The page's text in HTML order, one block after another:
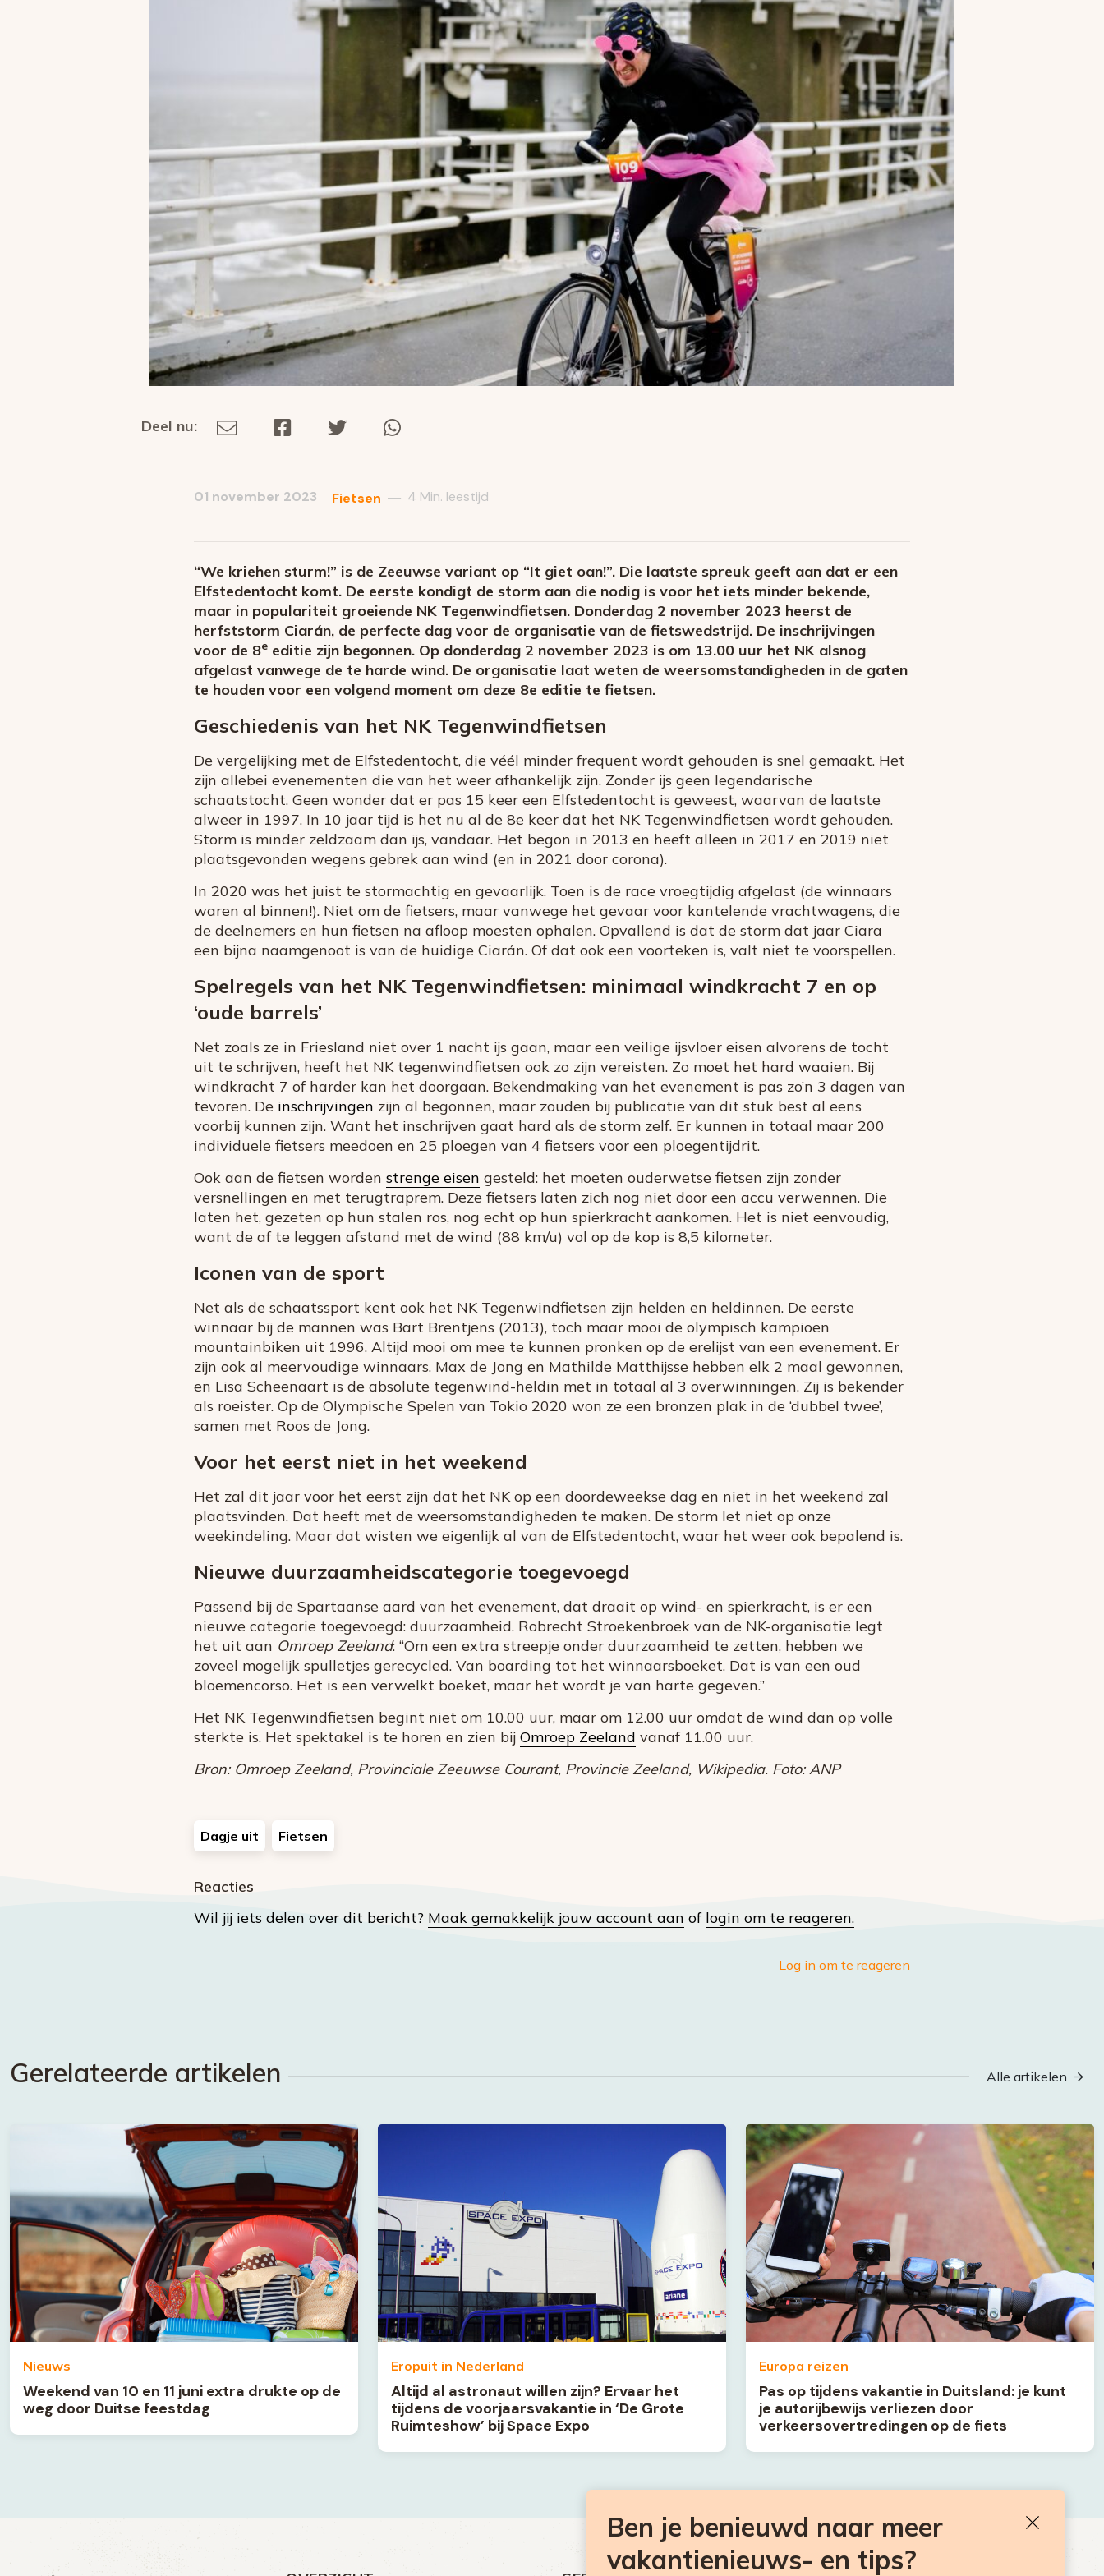
Deel
Deel nu:
mail
01 november 2023 Fietsen — 4 Min. leestijd
“We kriehen sturm!” is de Zeeuwse variant op “It giet oan!”. Die laatste spreuk geeft aan dat er een
Elfstedentocht komt. De eerste kondigt de storm aan die nodig is voor het iets minder bekende,
maar in populariteit groeiende NK Tegenwindfietsen. Donderdag 2 november 2023 heerst de
herfststorm Ciarán, de perfecte dag voor de organisatie van de fietswedstrijd. De inschrijvingen
voor de 8e editie zijn begonnen. Op donderdag 2 november 2023 is om 13.00 uur het NK alsnog
afgelast vanwege de te harde wind. De organisatie laat weten de weersomstandigheden in de gaten
te houden voor een volgend moment om deze 8e editie te fietsen.
Geschiedenis van het NK Tegenwindfietsen
De vergelijking met de Elfstedentocht, die véél minder frequent wordt gehouden is snel gemaakt. Het
zijn allebei evenementen die van het weer afhankelijk zijn. Zonder ijs geen legendarische
schaatstocht. Geen wonder dat er pas 15 keer een Elfstedentocht is geweest, waarvan de laatste
alweer in 1997. In 10 jaar tijd is het nu al de 8e keer dat het NK Tegenwindfietsen wordt gehouden.
Storm is minder zeldzaam dan ijs, vandaar. Het begon in 2013 en heeft alleen in 2017 en 2019 niet
plaatsgevonden wegens gebrek aan wind (en in 2021 door corona).
In 2020 was het juist te stormachtig en gevaarlijk. Toen is de race vroegtijdig afgelast (de winnaars
waren al binnen!). Niet om de fietsers, maar vanwege het gevaar voor kantelende vrachtwagens, die
de deelnemers en hun fietsen na afloop moesten ophalen. Opvallend is dat de storm dat jaar Ciara
een bijna naamgenoot is van de huidige Ciarán. Of dat ook een voorteken is, valt niet te voorspellen.
Spelregels van het NK Tegenwindfietsen: minimaal windkracht 7 en op
‘oude barrels’
Net zoals ze in Friesland niet over 1 nacht ijs gaan, maar een veilige ijsvloer eisen alvorens de tocht
uit te schrijven, heeft het NK tegenwindfietsen ook zo zijn vereisten. Zo moet het hard waaien. Bij
windkracht 7 of harder kan het doorgaan. Bekendmaking van het evenement is pas zo’n 3 dagen van
tevoren. De inschrijvingen zijn al begonnen, maar zouden bij publicatie van dit stuk best al eens
voorbij kunnen zijn. Want het inschrijven gaat hard als de storm zelf. Er kunnen in totaal maar 200
individuele fietsers meedoen en 25 ploegen van 4 fietsers voor een ploegentijdrit.
Ook aan de fietsen worden strenge eisen gesteld: het moeten ouderwetse fietsen zijn zonder
versnellingen en met terugtraprem. Deze fietsers laten zich nog niet door een accu verwennen. Die
laten het, gezeten op hun stalen ros, nog echt op hun spierkracht aankomen. Het is niet eenvoudig,
want de af te leggen afstand met de wind (88 km/u) vol op de kop is 8,5 kilometer.
Iconen van de sport
Net als de schaatssport kent ook het NK Tegenwindfietsen zijn helden en heldinnen. De eerste
winnaar bij de mannen was Bart Brentjens (2013), toch maar mooi de olympisch kampioen
mountainbiken uit 1996. Altijd mooi om mee te kunnen pronken op de erelijst van een evenement. Er
zijn ook al meervoudige winnaars. Max de Jong en Mathilde Matthijsse hebben elk 2 maal gewonnen,
en Lisa Scheenaart is de absolute tegenwind-heldin met in totaal al 3 overwinningen. Zij is bekender
als roeister. Op de Olympische Spelen van Tokio 2020 won ze een bronzen plak in de ‘dubbel twee’,
samen met Roos de Jong.
Voor het eerst niet in het weekend
Het zal dit jaar voor het eerst zijn dat het NK op een doordeweekse dag en niet in het weekend zal
plaatsvinden. Dat heeft met de weersomstandigheden te maken. De storm let niet op onze
weekindeling. Maar dat wisten we eigenlijk al van de Elfstedentocht, waar het weer ook bepalend is.
Nieuwe duurzaamheidscategorie toegevoegd
Passend bij de Spartaanse aard van het evenement, dat draait op wind- en spierkracht, is er een
nieuwe categorie toegevoegd: duurzaamheid. Robrecht Stroekenbroek van de NK-organisatie legt
het uit aan Omroep Zeeland: “Om een extra streepje onder duurzaamheid te zetten, hebben we
zoveel mogelijk spulletjes gerecycled. Van boarding tot het winnaarsboeket. Dat is van een oud
bloemencorso. Het is een verwelkt boeket, maar het wordt je van harte gegeven.”
Het NK Tegenwindfietsen begint niet om 10.00 uur, maar om 12.00 uur omdat de wind dan op volle
sterkte is. Het spektakel is te horen en zien bij Omroep Zeeland vanaf 11.00 uur.
Bron: Omroep Zeeland, Provinciale Zeeuwse Courant, Provincie Zeeland, Wikipedia. Foto: ANP
Dagje uit Fietsen
Reacties
Wil jij iets delen over dit bericht? Maak gemakkelijk jouw account aan of login om te reageren.
Log in om te reageren
Gerelateerde artikelen Alle artikelen
Nieuws
Weekend van 10 en 11 juni extra drukte op de
weg door Duitse feestdag
Eropuit in Nederland
Altijd al astronaut willen zijn? Ervaar het
tijdens de voorjaarsvakantie in ‘De Grote
Ruimteshow’ bij Space Expo
Europa reizen
Pas op tijdens vakantie in Duitsland: je kunt
je autorijbewijs verliezen door
verkeersovertredingen op de fiets
Ben je benieuwd naar meer
vakantienieuws- en tips?